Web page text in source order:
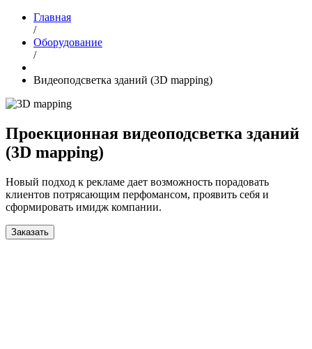
Главная
/
Оборудование
/
Видеоподсветка зданий (3D mapping)
Проекционная видеоподсветка зданий
(3D mapping)
Новый подход к рекламе дает возможность порадовать
клиентов потрясающим перфомансом, проявить себя и
сформировать имидж компании.
Заказать